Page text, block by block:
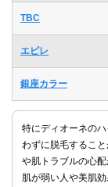
TBC
エピレ
銀座カラー
特にディオーネの
わずに脱毛するこ
や肌トラブルの心配
肌が弱い人や美肌